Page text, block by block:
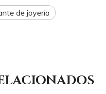
de joyería